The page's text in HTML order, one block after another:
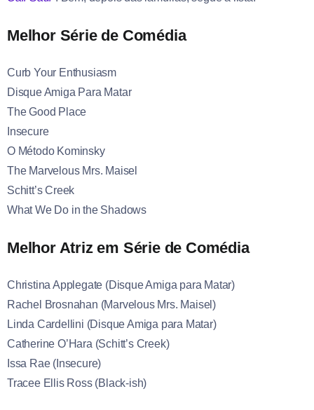
Melhor Série de Comédia
Curb Your Enthusiasm
Disque Amiga Para Matar
The Good Place
Insecure
O Método Kominsky
The Marvelous Mrs. Maisel
Schitt’s Creek
What We Do in the Shadows
Melhor Atriz em Série de Comédia
Christina Applegate (Disque Amiga para Matar)
Rachel Brosnahan (Marvelous Mrs. Maisel)
Linda Cardellini (Disque Amiga para Matar)
Catherine O’Hara (Schitt’s Creek)
Issa Rae (Insecure)
Tracee Ellis Ross (Black-ish)